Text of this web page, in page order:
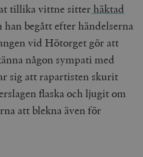
tillika vittne sitterhäktad
begått efter händelserna
vid Hötorget gör att
någon sympati med
sig att rapartisten skurit
flaska och ljugit om
att blekna även för